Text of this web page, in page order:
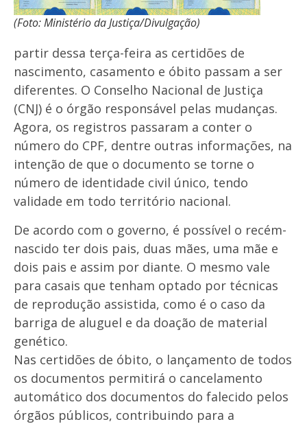
(Foto: Ministério da Justiça/Divulgação)
partir dessa terça-feira as certidões de
nascimento, casamento e óbito passam a ser
diferentes. O Conselho Nacional de Justiça
(CNJ) é o órgão responsável pelas mudanças.
Agora, os registros passaram a conter o
número do CPF, dentre outras informações, na
intenção de que o documento se torne o
número de identidade civil único, tendo
validade em todo território nacional.
De acordo com o governo, é possível o recém-
nascido ter dois pais, duas mães, uma mãe e
dois pais e assim por diante. O mesmo vale
para casais que tenham optado por técnicas
de reprodução assistida, como é o caso da
barriga de aluguel e da doação de material
genético.
Nas certidões de óbito, o lançamento de todos
os documentos permitirá o cancelamento
automático dos documentos do falecido pelos
órgãos públicos, contribuindo para a